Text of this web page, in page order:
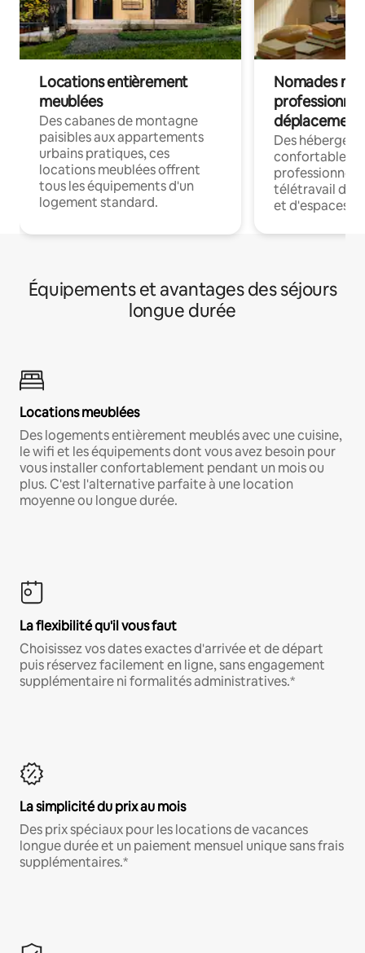
Locations entièrement
meublées
Des cabanes de montagne
paisibles aux appartements
urbains pratiques, ces
locations meublées offrent
tous les équipements d'un
logement standard.
Nomades
déplacement
Des
confortables
professionnels
télétravail
et d'espaces
Équipements et avantages des séjours
longue durée
Locations meublées
Des logements entièrement meublés avec une cuisine,
le wifi et les équipements dont vous avez besoin pour
vous installer confortablement pendant un mois ou
plus. C'est l'alternative parfaite à une location
moyenne ou longue durée.
La flexibilité qu'il vous faut
Choisissez vos dates exactes d'arrivée et de départ
puis réservez facilement en ligne, sans engagement
supplémentaire ni formalités administratives.*
La simplicité du prix au mois
Des prix spéciaux pour les locations de vacances
longue durée et un paiement mensuel unique sans frais
supplémentaires.*